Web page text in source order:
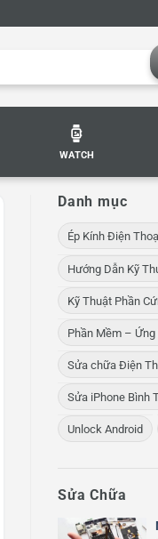
WATCH
Danh mục
Ép Kính Điện
Hướng Dẫn Kỹ
Kỹ Thuật Phần
Phần Mềm – Ứng
Sửa chữa Điện
Sửa iPhone Bình
Unlock Android
Sửa Chữa